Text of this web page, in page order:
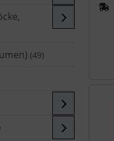
(49)